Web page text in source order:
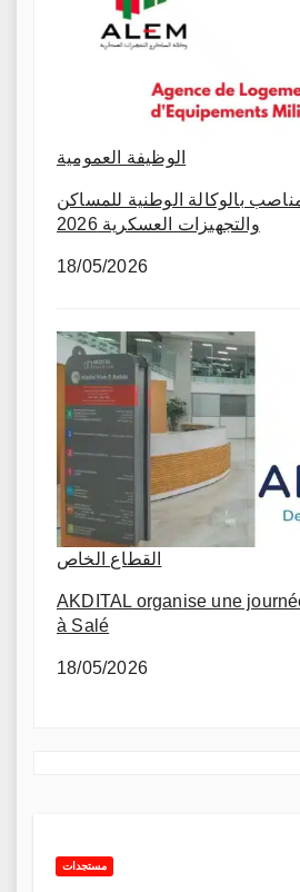
الوظيفة العمومية
توظيف 7 مناصب بالوكالة الوطنية للمساكن
والتجهيزات العسكرية 2026
18/05/2026
القطاع الخاص
AKDITAL organise une
à Salé
18/05/2026
مستجدات